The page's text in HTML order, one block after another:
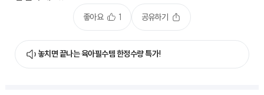
좋아요 1 공유하기
놓치면 끝나는 육아필수템 한정수량 특가!